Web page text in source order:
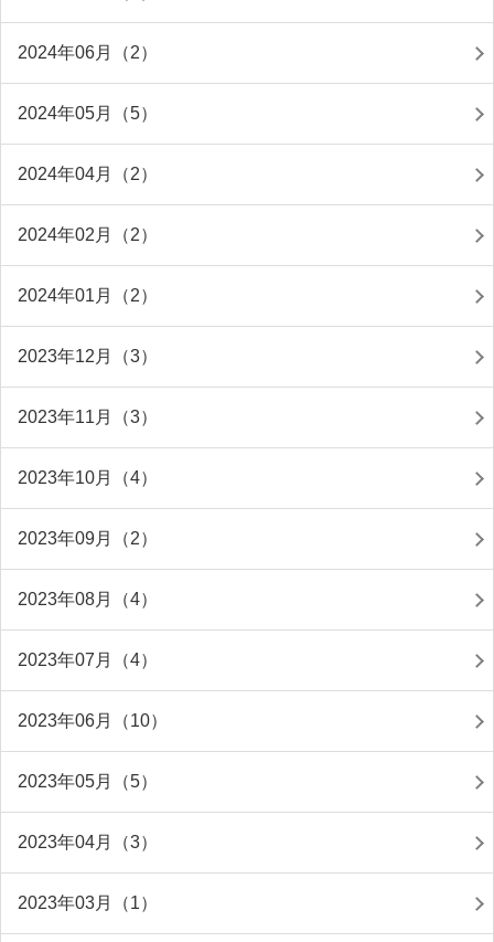
2024年06月（2）
2024年05月（5）
2024年04月（2）
2024年02月（2）
2024年01月（2）
2023年12月（3）
2023年11月（3）
2023年10月（4）
2023年09月（2）
2023年08月（4）
2023年07月（4）
2023年06月（10）
2023年05月（5）
2023年04月（3）
2023年03月（1）